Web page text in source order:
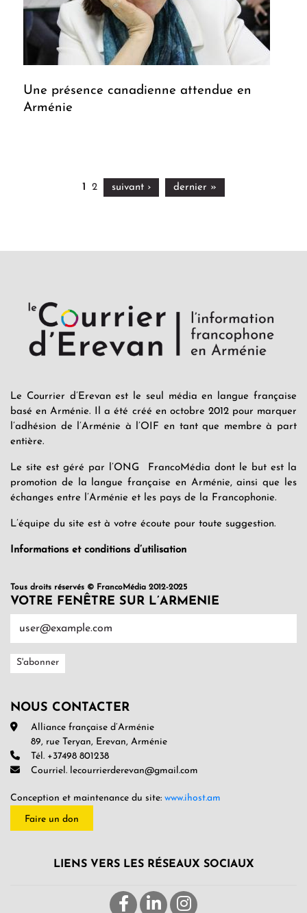
Une présence canadienne attendue en
Arménie
1 2 suivant › dernier »
Le Courrier d’Erevan est le seul média en langue française
basé en Arménie. Il a été créé en octobre 2012 pour marquer
l’adhésion de l’Arménie à l’OIF en tant que membre à part
entière.
Le site est géré par l’ONG FrancoMédia dont le but est la
promotion de la langue française en Arménie, ainsi que les
échanges entre l’Arménie et les pays de la Francophonie.
L’équipe du site est à votre écoute pour toute suggestion.
Informations et conditions d’utilisation
Tous droits réservés © FrancoMédia 2012-2025
VOTRE FENÊTRE SUR L’ARMENIE
NOUS CONTACTER
Alliance française d’Arménie
89, rue Teryan, Erevan, Arménie
Tél. +37498 801238
Courriel. lecourrierderevan@gmail.com
Conception et maintenance du site: www.ihost.am
Faire un don
LIENS VERS LES RÉSEAUX SOCIAUX